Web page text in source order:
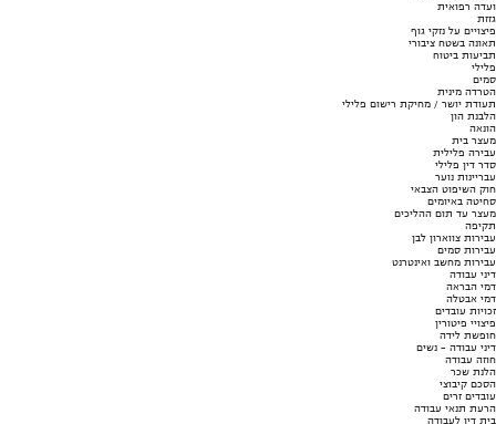
ועדה רפואית
גזזת
פיצויים על נזקי גוף
תאונה בשטח ציבורי
תביעות ביטוח
פלילי
סמים
הטרדה מינית
תעודת יושר / מחיקת רישום פלילי
הלבנת הון
הונאה
מעצר בית
עבירה פלילית
סדר דין פלילי
עבריינות נוער
חוק השיפוט הצבאי
סחיטה באיומים
מעצר עד תום ההליכים
תקיפה
עבירות צווארון לבן
עבירות סמים
עבירות מחשב ואינטרנט
דיני עבודה
דמי הבראה
דמי אבטלה
זכויות עובדים
פיצויי פיטורין
חופשת לידה
דיני עבודה - נשים
חוזה עבודה
הלנת שכר
הסכם קיבוצי
עובדים זרים
הרעת תנאי עבודה
בית דין לעבודה